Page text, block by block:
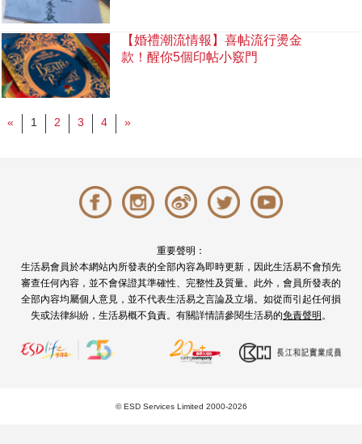
【婚禮潮流情報】喜帖流行燙金
款！醒你5個印帖小竅門
« 1 2 3 4 »
重要聲明：
生活易會員於本網站內所發表的全部內容為即時更新，因此生活易不會預先
審查任何內容，並不會保證其準確性、完整性及質量。此外，會員所發表的
全部內容均屬個人意見，並不代表生活易之言論及立場。如從而引起任何損
失或法律糾紛，生活易概不負責。有關詳情請參閱生活易的免責聲明 。
© ESD Services Limited 2000-2026